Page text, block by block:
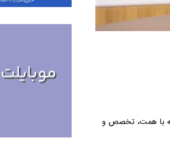
که با همت، تخصص و